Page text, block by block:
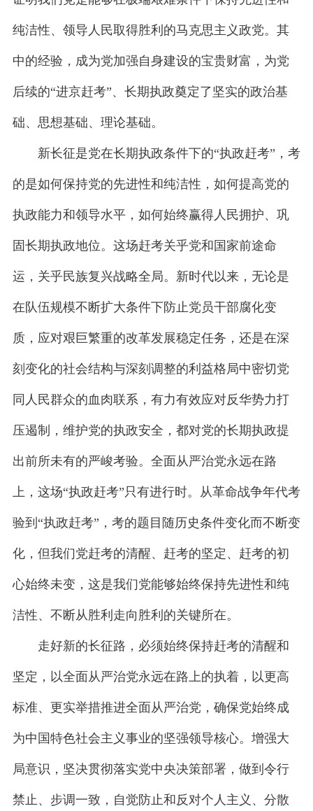
纯洁性、领导人民取得胜利的马克思主义政党。其
中的经验，成为党加强自身建设的宝贵财富，为党
后续的“进京赶考”、长期执政奠定了坚实的政治基
础、思想基础、理论基础。
新长征是党在长期执政条件下的“执政赶考”，考
的是如何保持党的先进性和纯洁性，如何提高党的
执政能力和领导水平，如何始终赢得人民拥护、巩
固长期执政地位。这场赶考关乎党和国家前途命
运，关乎民族复兴战略全局。新时代以来，无论是
在队伍规模不断扩大条件下防止党员干部腐化变
质，应对艰巨繁重的改革发展稳定任务，还是在深
刻变化的社会结构与深刻调整的利益格局中密切党
同人民群众的血肉联系，有力有效应对反华势力打
压遏制，维护党的执政安全，都对党的长期执政提
出前所未有的严峻考验。全面从严治党永远在路
上，这场“执政赶考”只有进行时。从革命战争年代考
验到“执政赶考”，考的题目随历史条件变化而不断变
化，但我们党赶考的清醒、赶考的坚定、赶考的初
心始终未变，这是我们党能够始终保持先进性和纯
洁性、不断从胜利走向胜利的关键所在。
走好新的长征路，必须始终保持赶考的清醒和
坚定，以全面从严治党永远在路上的执着，以更高
标准、更实举措推进全面从严治党，确保党始终成
为中国特色社会主义事业的坚强领导核心。增强大
局意识，坚决贯彻落实党中央决策部署，做到令行
禁止、步调一致，自觉防止和反对个人主义、分散